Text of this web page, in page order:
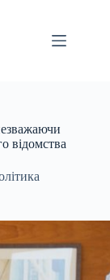
відомства